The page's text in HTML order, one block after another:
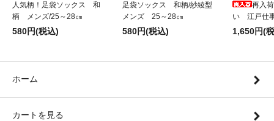
人気柄！足袋ソックス 和
柄 メンズ/25～28㎝
580円(税込)
足袋ソックス 和柄/紗綾型
メンズ 25～28㎝
580円(税込)
再入
い 江戸仕
1,650円(
ホーム
カートを見る